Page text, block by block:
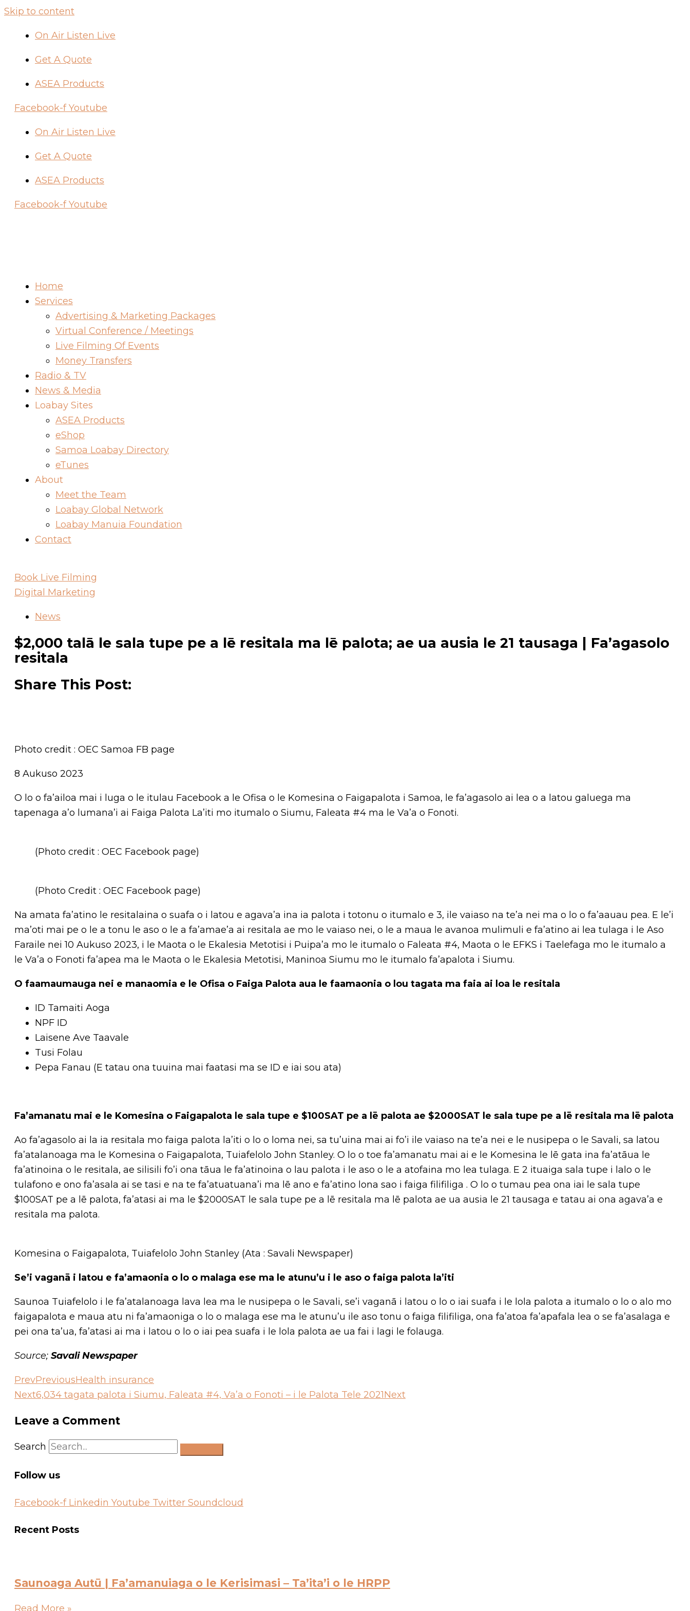
Skip to content
On Air Listen Live
Get A Quote
ASEA Products
Facebook-f Youtube
On Air Listen Live
Get A Quote
ASEA Products
Facebook-f Youtube
Home
Services
Advertising & Marketing Packages
Virtual Conference / Meetings
Live Filming Of Events
Money Transfers
Radio & TV
News & Media
Loabay Sites
ASEA Products
eShop
Samoa Loabay Directory
eTunes
About
Meet the Team
Loabay Global Network
Loabay Manuia Foundation
Contact
Book Live Filming
Digital Marketing
News
$2,000 talā le sala tupe pe a lē resitala ma lē palota; ae ua ausia le 21 tausaga | Fa’agasolo
resitala
Share This Post:
Photo credit : OEC Samoa FB page
8 Aukuso 2023
O lo o fa’ailoa mai i luga o le itulau Facebook a le Ofisa o le Komesina o Faigapalota i Samoa, le fa’agasolo ai lea o a latou galuega ma
tapenaga a’o lumana’i ai Faiga Palota La’iti mo itumalo o Siumu, Faleata #4 ma le Va’a o Fonoti.
(Photo credit : OEC Facebook page)
(Photo Credit : OEC Facebook page)
Na amata fa’atino le resitalaina o suafa o i latou e agava’a ina ia palota i totonu o itumalo e 3, ile vaiaso na te’a nei ma o lo o fa’aauau pea. E le’i
ma’oti mai pe o le a tonu le aso o le a fa’amae’a ai resitala ae mo le vaiaso nei, o le a maua le avanoa mulimuli e fa’atino ai lea tulaga i le Aso
Faraile nei 10 Aukuso 2023, i le Maota o le Ekalesia Metotisi i Puipa’a mo le itumalo o Faleata #4, Maota o le EFKS i Taelefaga mo le itumalo a
le Va’a o Fonoti fa’apea ma le Maota o le Ekalesia Metotisi, Maninoa Siumu mo le itumalo fa’apalota i Siumu.
O faamaumauga nei e manaomia e le Ofisa o Faiga Palota aua le faamaonia o lou tagata ma faia ai loa le resitala
ID Tamaiti Aoga
NPF ID
Laisene Ave Taavale
Tusi Folau
Pepa Fanau (E tatau ona tuuina mai faatasi ma se ID e iai sou ata)
Fa’amanatu mai e le Komesina o Faigapalota le sala tupe e $100SAT pe a lē palota ae $2000SAT le sala tupe pe a lē resitala ma lē palota
Ao fa’agasolo ai la ia resitala mo faiga palota la’iti o lo o loma nei, sa tu’uina mai ai fo’i ile vaiaso na te’a nei e le nusipepa o le Savali, sa latou
fa’atalanoaga ma le Komesina o Faigapalota, Tuiafelolo John Stanley. O lo o toe fa’amanatu mai ai e le Komesina le lē gata ina fa’atāua le
fa’atinoina o le resitala, ae silisili fo’i ona tāua le fa’atinoina o lau palota i le aso o le a atofaina mo lea tulaga. E 2 ituaiga sala tupe i lalo o le
tulafono e ono fa’asala ai se tasi e na te fa’atuatuana’i ma lē ano e fa’atino lona sao i faiga filifiliga . O lo o tumau pea ona iai le sala tupe
$100SAT pe a lē palota, fa’atasi ai ma le $2000SAT le sala tupe pe a lē resitala ma lē palota ae ua ausia le 21 tausaga e tatau ai ona agava’a e
resitala ma palota.
Komesina o Faigapalota, Tuiafelolo John Stanley (Ata : Savali Newspaper)
Se’i vaganā i latou e fa’amaonia o lo o malaga ese ma le atunu’u i le aso o faiga palota la’iti
Saunoa Tuiafelolo i le fa’atalanoaga lava lea ma le nusipepa o le Savali, se’i vaganā i latou o lo o iai suafa i le lola palota a itumalo o lo o alo mo
faigapalota e maua atu ni fa’amaoniga o lo o malaga ese ma le atunu’u ile aso tonu o faiga filifiliga, ona fa’atoa fa’apafala lea o se fa’asalaga e
pei ona ta’ua, fa’atasi ai ma i latou o lo o iai pea suafa i le lola palota ae ua fai i lagi le folauga.
Source; Savali Newspaper
PrevPreviousHealth insurance
Next6,034 tagata palota i Siumu, Faleata #4, Va’a o Fonoti – i le Palota Tele 2021Next
Leave a Comment
Search
Follow us
Facebook-f Linkedin Youtube Twitter Soundcloud
Recent Posts
Saunoaga Autū | Fa’amanuiaga o le Kerisimasi – Ta’ita’i o le HRPP
Read More »